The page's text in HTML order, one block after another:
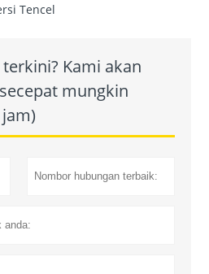
Tencel
Kami akan
mungkin